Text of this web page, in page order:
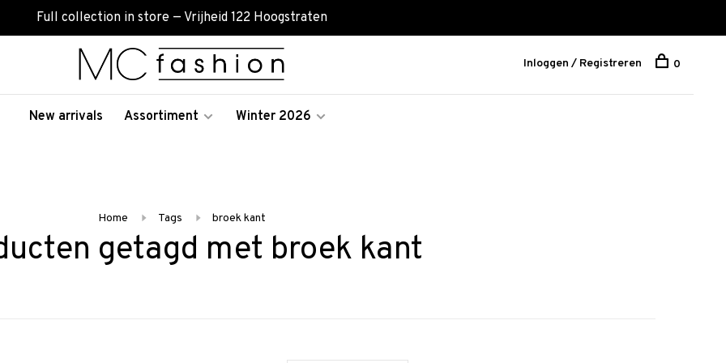
Full collection in store — Vrijheid 122 Hoogstraten
New arrivals Assortiment Winter 2026
Inloggen / Registreren 0
Home Tags broek kant
getagd met broek kant